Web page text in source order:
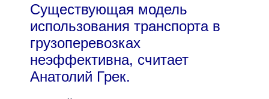
Существующая модель
использования транспорта в
грузоперевозках
неэффективна, считает
Анатолий Грек.